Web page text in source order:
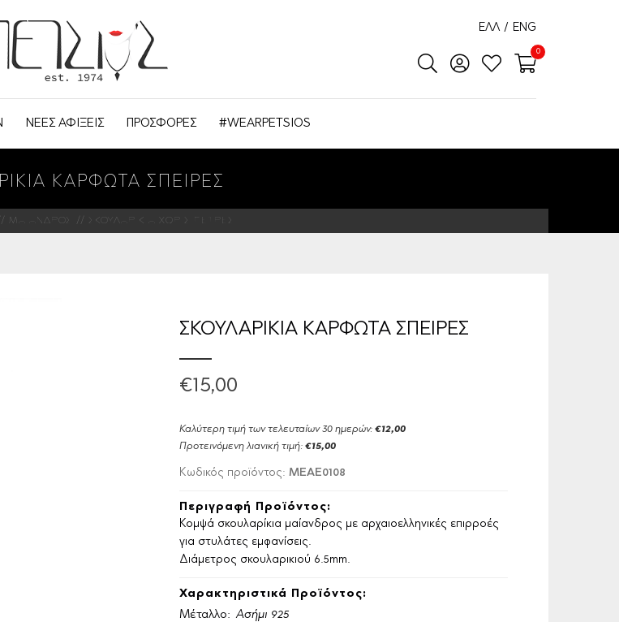
ΕΛΛ / ENG
0
ΝΕΕΣ ΑΦΙΞΕΙΣ ΠΡΟΣΦΟΡΕΣ #WEARPETSIOS
ΚΑΡΦΩΤΑ ΣΠΕΙΡΕΣ
ΜΑΙΑΝΔΡΟΣ ΣΚΟΥΛΑΡΙΚΙΑ ΧΩΡΙΣ ΠΕΤΡΕΣ
ΣΚΟΥΛΑΡΙΚΙΑ ΚΑΡΦΩΤΑ ΣΠΕΙΡΕΣ
€15,00
Καλύτερη τιμή των τελευταίων 30 ημερών: €12,00
Προτεινόμενη λιανική τιμή: €15,00
Κωδικός προϊόντος: MEAE0108
Περιγραφή Προϊόντος:
Κομψά σκουλαρίκια μαίανδρος με αρχαιοελληνικές επιρροές
για στυλάτες εμφανίσεις.
Διάμετρος σκουλαρικιού 6.5mm.
Χαρακτηριστικά Προϊόντος:
Μέταλλο: Ασήμι 925